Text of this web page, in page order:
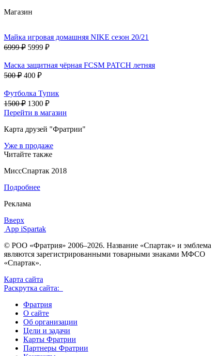
Магазин
Майка игровая домашняя NIKE сезон 20/21
6999 ₽ 5999 ₽
Маска защитная чёрная FCSM PATCH летняя
500 ₽ 400 ₽
Футболка Тупик
1500 ₽ 1300 ₽
Перейти в магазин
Карта друзей "Фратрии"
Уже в продаже
Читайте также
МиссСпартак 2018
Подробнее
Реклама
Вверх
App iSpartak
© РОО «Фратрия» 2006–2026. Название «Спартак» и эмблема
являются зарегистрированными товарными знаками МФСО
«Спартак».
Карта сайта
Раскрутка сайта:
Фратрия
О сайте
Об организации
Цели и задачи
Карты Фратрии
Партнеры Фратрии